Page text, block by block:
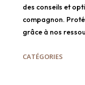
des conseils et
compagnon.
grâce à nos
CATÉGORIES